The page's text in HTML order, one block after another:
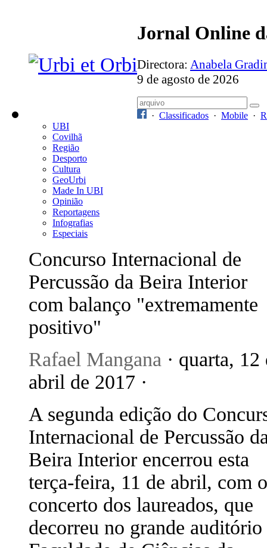
Jornal Online
Directora: Anabela
9 de agosto de 2026
· Classificados · Mobile ·
UBI
Covilhã
Região
Desporto
Cultura
GeoUrbi
Made In UBI
Opinião
Reportagens
Infografias
Especiais
Concurso Internacional de
Percussão da Beira Interior
com balanço "extremamente
positivo"
Rafael Mangana · quarta, 12
abril de 2017 ·
A segunda edição do
Internacional de Percussão
Beira Interior encerrou esta
terça-feira, 11 de abril, com o
concerto dos laureados, que
decorreu no grande auditório